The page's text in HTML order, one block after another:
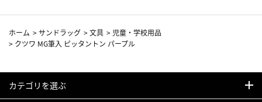
ホーム >サンドラッグ >文具 > 児童・学校用品
> クツワ MG筆入 ピッタントン パープル
カテゴリを選ぶ